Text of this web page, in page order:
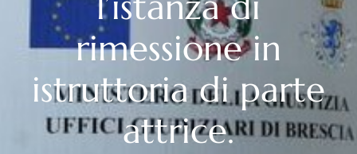
rimessione in
istruttoria di parte
attrice.